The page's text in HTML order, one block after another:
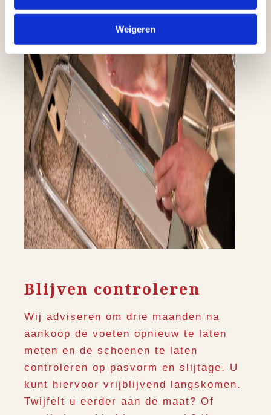
Weigeren
Blijven controleren
Wij adviseren om drie maanden na
aankoop de voeten opnieuw te laten
meten en de schoenen te laten
controleren op pasvorm en slijtage. U
kunt hiervoor vrijblijvend langskomen.
Twijfelt u eerder aan de maat? Of